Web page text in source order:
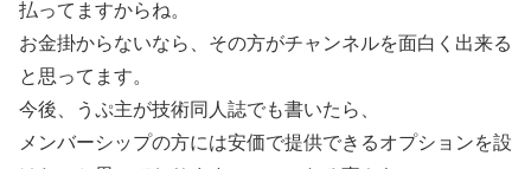
払ってますからね。
お金掛からないなら、その方がチャンネルを面白く出来る
と思ってます。
今後、うぷ主が技術同人誌でも書いたら、
メンバーシップの方には安価で提供できるオプションを設